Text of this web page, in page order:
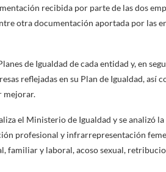
recibida por parte de las dos
otra documentación aportada por las
de Igualdad de cada entidad y, en
reflejadas en su Plan de Igualdad, así
mejorar.
el Ministerio de Igualdad y se analizó
profesional y infrarrepresentación
familiar y laboral, acoso sexual,